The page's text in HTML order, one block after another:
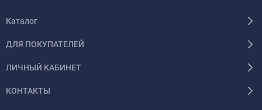
Каталог
ДЛЯ ПОКУПАТЕЛЕЙ
ЛИЧНЫЙ КАБИНЕТ
КОНТАКТЫ